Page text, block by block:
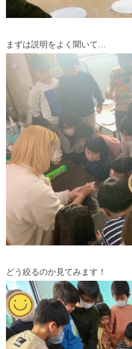
まずは説明をよく聞いて…
どう絞るのか見てみます！